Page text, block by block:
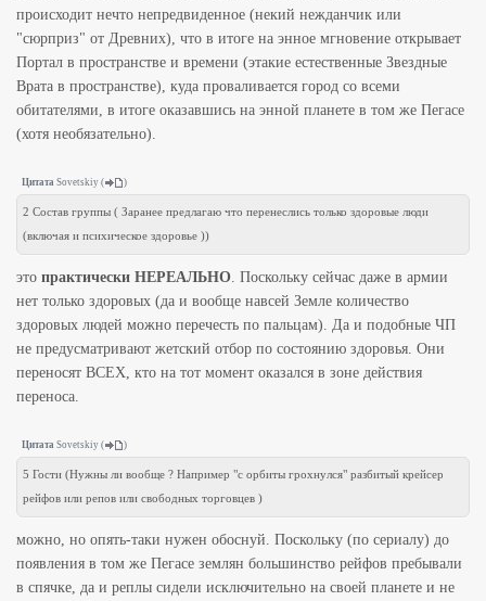
происходит нечто непредвиденное (некий нежданчик или
"сюрприз" от Древних), что в итоге на энное мгновение открывает
Портал в пространстве и времени (этакие естественные Звездные
Врата в пространстве), куда проваливается город со всеми
обитателями, в итоге оказавшись на энной планете в том же Пегасе
(хотя необязательно).
Цитата Sovetskiy ( )
2 Состав группы ( Заранее предлагаю что перенеслись только здоровые люди
(включая и психическое здоровье ))
это практически НЕРЕАЛЬНО. Поскольку сейчас даже в армии
нет только здоровых (да и вообще навсей Земле количество
здоровых людей можно перечесть по пальцам). Да и подобные ЧП
не предусматривают жетский отбор по состоянию здоровья. Они
переносят ВСЕХ, кто на тот момент оказался в зоне действия
переноса.
Цитата Sovetskiy ( )
5 Гости (Нужны ли вообще ? Например "с орбиты грохнулся" разбитый крейсер
рейфов или репов или свободных торговцев )
можно, но опять-таки нужен обоснуй. Поскольку (по сериалу) до
появления в том же Пегасе землян большинство рейфов пребывали
в спячке, да и реплы сидели исключительно на своей планете и не